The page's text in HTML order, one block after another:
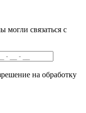
связаться с
на обработку